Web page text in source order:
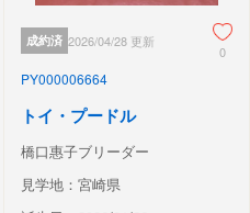
成約済 2026/04/28 更新
0
PY000006664
トイ・プードル
橋口惠子ブリーダー
見学地：宮崎県